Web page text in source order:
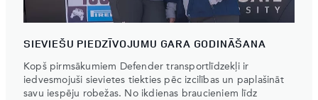
SIEVIEŠU PIEDZĪVOJUMU GARA GODINĀŠANA
Kopš pirmsākumiem Defender transportlīdzekļi ir
iedvesmojuši sievietes tiekties pēc izcilības un paplašināt
savu iespēju robežas. No ikdienas braucieniem līdz